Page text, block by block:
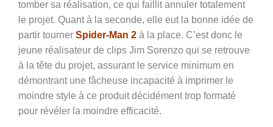
tomber sa réalisation, ce qui faillit annuler totalement
le projet. Quant à la seconde, elle eut la bonne idée de
partir tourner Spider-Man 2 à la place. C’est donc le
jeune réalisateur de clips Jim Sorenzo qui se retrouve
à la tête du projet, assurant le service minimum en
démontrant une fâcheuse incapacité à imprimer le
moindre style à ce produit décidément trop formaté
pour révéler la moindre efficacité.